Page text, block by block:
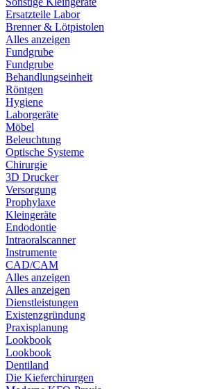
Ersatzteile Labor
Brenner & Lötpistolen
Alles anzeigen
Fundgrube
Fundgrube
Behandlungseinheit
Röntgen
Hygiene
Laborgeräte
Möbel
Beleuchtung
Optische Systeme
Chirurgie
3D Drucker
Versorgung
Prophylaxe
Kleingeräte
Endodontie
Intraoralscanner
Instrumente
CAD/CAM
Alles anzeigen
Alles anzeigen
Dienstleistungen
Existenzgründung
Praxisplanung
Lookbook
Lookbook
Dentiland
Die Kieferchirurgen